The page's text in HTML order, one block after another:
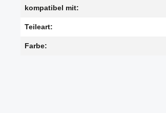
kompatibel mit:
Teileart:
Farbe: